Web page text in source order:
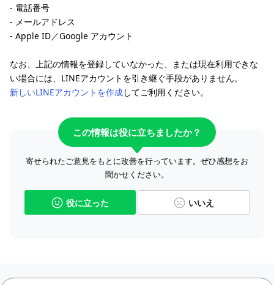
- 電話番号
- メールアドレス
- Apple ID／Google アカウント
なお、上記の情報を登録していなかった、または現在利用できな
い場合には、LINEアカウントを引き継ぐ手段がありません。
新しいLINEアカウントを作成してご利用ください。
この情報は役に立ちましたか？
寄せられたご意見をもとに改善を行っています。ぜひ感想をお
聞かせください。
役に立った いいえ